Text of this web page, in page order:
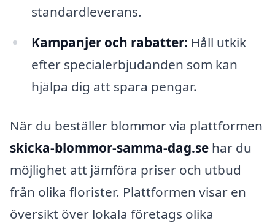
standardleverans.
Kampanjer och rabatter: Håll utkik
efter specialerbjudanden som kan
hjälpa dig att spara pengar.
När du beställer blommor via plattformen
skicka-blommor-samma-dag.se har du
möjlighet att jämföra priser och utbud
från olika florister. Plattformen visar en
översikt över lokala företags olika